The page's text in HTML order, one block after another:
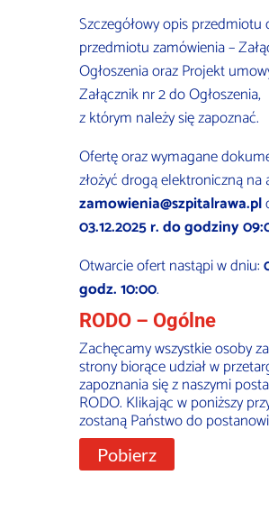
Szczegółowy opis przedmiotu
przedmiotu zamówienia –
Ogłoszenia oraz Projekt
Załącznik nr 2 do Ogłoszenia,
z którym należy się zapoznać.
Ofertę oraz wymagane
złożyć drogą elektroniczną na
zamowienia@szpitalrawa.pl
03.12.2025 r. do godziny
Otwarcie ofert nastąpi w dniu:
godz. 10:00.
RODO – Ogólne
Zachęcamy wszystkie osoby
strony biorące udział w
zapoznania się z naszymi
RODO. Klikając w poniższy
zostaną Państwo do
Pobierz